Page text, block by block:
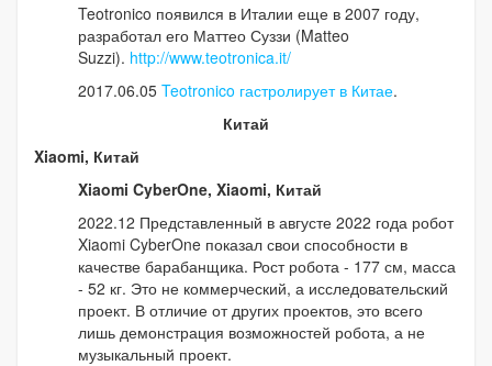
Teotronico появился в Италии еще в 2007 году,
разработал его Маттео Суззи (Matteo
Suzzi). http://www.teotronica.it/
2017.06.05 Teotronico гастролирует в Китае.
Китай
Xiaomi, Китай
Xiaomi CyberOne, Xiaomi, Китай
2022.12 Представленный в августе 2022 года робот
Xiaomi CyberOne показал свои способности в
качестве барабанщика. Рост робота - 177 см, масса
- 52 кг. Это не коммерческий, а исследовательский
проект. В отличие от других проектов, это всего
лишь демонстрация возможностей робота, а не
музыкальный проект.